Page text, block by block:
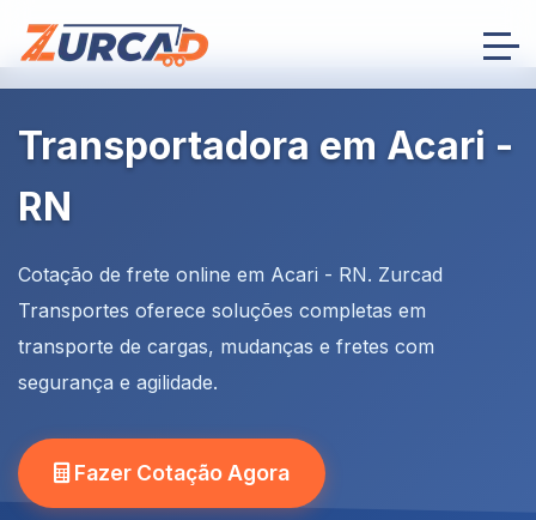
Transportadora em Acari -
RN
Cotação de frete online em Acari - RN. Zurcad
Transportes oferece soluções completas em
transporte de cargas, mudanças e fretes com
segurança e agilidade.
Fazer Cotação Agora